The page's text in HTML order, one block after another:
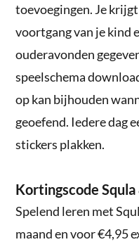
toevoegingen. Je
voortgang van je kind
ouderavonden
speelschema
op kan bijhouden
geoefend. Iedere dag
stickers plakken.
Kortingscode
Spelend leren met
maand en voor €4,95